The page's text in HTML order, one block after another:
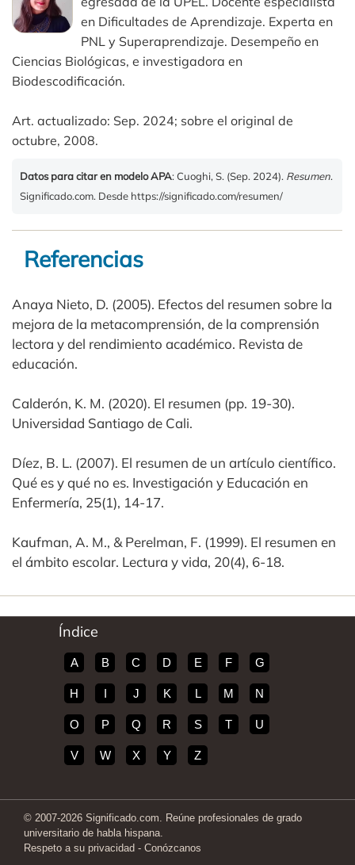
en Dificultades de Aprendizaje. Experta en
PNL y Superaprendizaje. Desempeño en
Ciencias Biológicas, e investigadora en
Biodescodificación.
Art. actualizado: Sep. 2024; sobre el original de
octubre, 2008.
Datos para citar en modelo APA: Cuoghi, S. (Sep. 2024). Resumen.
Significado.com. Desde https://significado.com/resumen/
Referencias
Anaya Nieto, D. (2005). Efectos del resumen sobre la
mejora de la metacomprensión, de la comprensión
lectora y del rendimiento académico. Revista de
educación.
Calderón, K. M. (2020). El resumen (pp. 19-30).
Universidad Santiago de Cali.
Díez, B. L. (2007). El resumen de un artículo científico.
Qué es y qué no es. Investigación y Educación en
Enfermería, 25(1), 14-17.
Kaufman, A. M., & Perelman, F. (1999). El resumen en
el ámbito escolar. Lectura y vida, 20(4), 6-18.
Índice
A B C D E F G
H I J K L M N
O P Q R S T U
V W X Y Z
© 2007-2026 Significado.com. Reúne profesionales de grado
universitario de habla hispana.
Respeto a su privacidad - Conózcanos